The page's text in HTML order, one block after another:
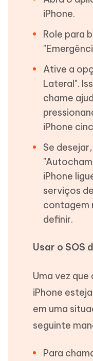
iPhone.
Role para
Ative a
Lateral".
chame
iPhone
Se
iPhone
serviços
contagem
definir.
Usar o SOS
Uma vez que
iPhone
em uma
seguinte
Para